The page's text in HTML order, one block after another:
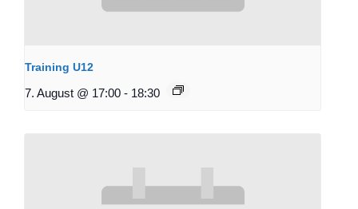
Training U12
7. August @ 17:00 - 18:30